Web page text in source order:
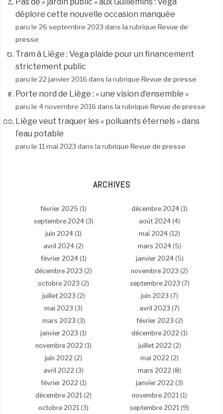
déplore cette nouvelle occasion manquée
paru le 26 septembre 2023 dans la rubrique Revue de
presse
Tram à Liège : Vega plaide pour un financement
strictement public
paru le 22 janvier 2016 dans la rubrique Revue de presse
Porte nord de Liège : « une vision d’ensemble »
paru le 4 novembre 2016 dans la rubrique Revue de presse
Liège veut traquer les « polluants éternels » dans
l’eau potable
paru le 11 mai 2023 dans la rubrique Revue de presse
ARCHIVES
février 2025 (1) décembre 2024 (1)
septembre 2024(3) août 2024 (4)
juin 2024 (1) mai 2024 (12)
avril 2024 (2) mars 2024 (5)
février 2024(1) janvier 2024(5)
décembre 2023 (2) novembre 2023 (2)
octobre 2023 (2) septembre 2023 (7)
juillet 2023 (2) juin 2023 (7)
mai 2023 (3) avril 2023 (7)
mars 2023 (3) février 2023 (2)
janvier 2023 (1) décembre 2022 (1)
novembre 2022 (1) juillet 2022 (2)
juin 2022 (2) mai 2022 (2)
avril 2022 (3) mars 2022 (8)
février 2022 (1) janvier 2022 (3)
décembre 2021 (2) novembre 2021 (1)
octobre 2021 (3) septembre 2021 (9)